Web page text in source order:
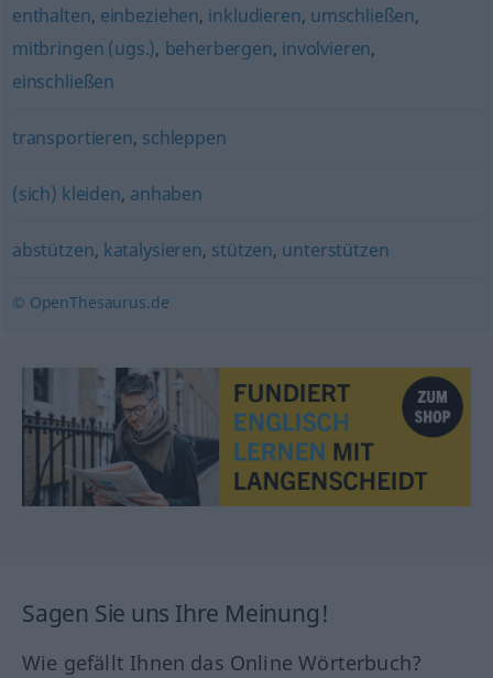
enthalten, einbeziehen, inkludieren, umschließen,
mitbringen (ugs.), beherbergen, involvieren,
einschließen
transportieren, schleppen
(sich) kleiden, anhaben
abstützen, katalysieren, stützen, unterstützen
© OpenThesaurus.de
Sagen Sie uns Ihre Meinung!
Wie gefällt Ihnen das Online Wörterbuch?